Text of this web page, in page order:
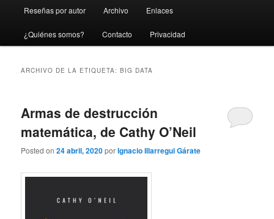
Reseñas por autor Archivo Enlaces
¿Quiénes somos? Contacto Privacidad
ARCHIVO DE LA ETIQUETA:BIG DATA
Armas de destrucción
matemática, de Cathy O’Neil
Posted on24 abril, 2020porIgnacio Illarregui Gárate